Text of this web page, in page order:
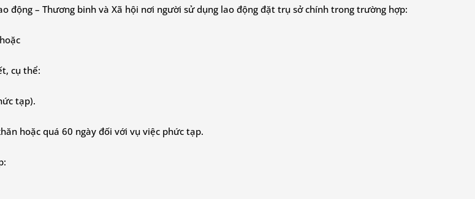
động – Thương binh và Xã hội nơi người sử dụng lao động đặt trụ sở chính trong trường hợp:
cụ thể:
tạp).
hoặc quá 60 ngày đối với vụ việc phức tạp.